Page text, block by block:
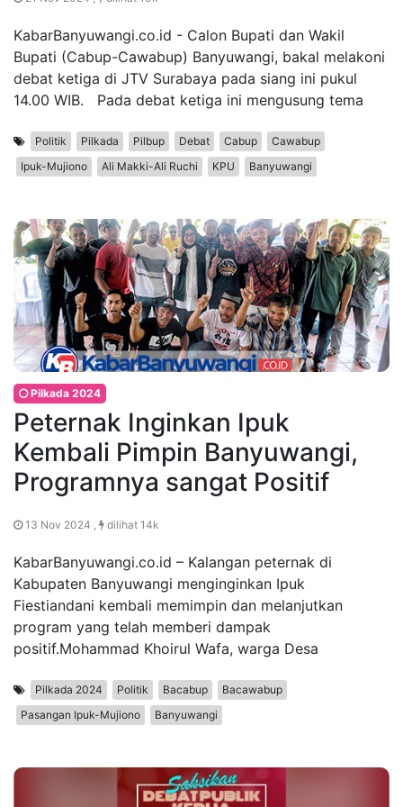
KabarBanyuwangi.co.id - Calon Bupati dan Wakil
Bupati (Cabup-Cawabup) Banyuwangi, bakal melakoni
debat ketiga di JTV Surabaya pada siang ini pukul
14.00 WIB. Pada debat ketiga ini mengusung tema
Politik Pilkada Pilbup Debat Cabup
Cawabup
Ipuk-Mujiono
Ali Makki-Ali Ruchi KPU Banyuwangi
Pilkada 2024
Peternak Inginkan Ipuk
Kembali Pimpin Banyuwangi,
Programnya sangat Positif
13 Nov 2024 , dilihat 14k
KabarBanyuwangi.co.id – Kalangan peternak di
Kabupaten Banyuwangi menginginkan Ipuk
Fiestiandani kembali memimpin dan melanjutkan
program yang telah memberi dampak
positif.Mohammad Khoirul Wafa, warga Desa
Pilkada 2024 Politik Bacabup
Bacawabup
Pasangan Ipuk-Mujiono
Banyuwangi